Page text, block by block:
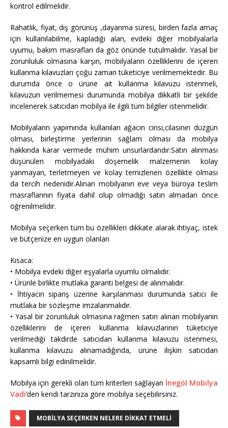
kontrol edilmelidir.
Rahatlık, fiyat, dış görünüş ,dayanma süresi, birden fazla amaç
için kullanılabilme, kapladığı alan, evdeki diğer mobilyalarla
uyumu, bakım masrafları da göz önünde tutulmalıdır. Yasal bir
zorunluluk olmasına karşın, mobilyaların özelliklerini de içeren
kullanma kılavuzları çoğu zaman tüketiciye verilmemektedir. Bu
durumda önce o ürüne ait kullanma kılavuzu istenmeli,
kılavuzun verilmemesi durumunda mobilya dikkatli bir şekilde
incelenerek satıcıdan mobilya ile ilgili tüm bilgiler istenmelidir.
Mobilyaların yapımında kullanılan ağacın cinsi,cilasının düzgün
olması, birleştirme yerlerinin sağlam olması da mobilya
hakkında karar vermede mühim unsurlardandır.Satın alınması
düşünülen mobilyadaki döşemelik malzemenin kolay
yanmayan, terletmeyen ve kolay temizlenen özellikte olması
da tercih nedenidir.Alınan mobilyanın eve veya büroya teslim
masraflarının fiyata dahil olup olmadığı satın almadan önce
öğrenilmelidir.
Mobilya seçerken tüm bu özellikleri dikkate alarak ihtiyaç, istek
ve bütçenize en uygun olanları
Kısaca:
• Mobilya evdeki diğer eşyalarla uyumlu olmalıdır.
• Ürünle birlikte mutlaka garanti belgesi de alınmalıdır.
• İhtiyacın sipariş üzerine karşılanması durumunda satıcı ile
mutlaka bir sözleşme imzalanmalıdır.
• Yasal bir zorunluluk olmasına rağmen satın alınan mobilyanın
özelliklerini de içeren kullanma kılavuzlarının tüketiciye
verilmediği takdirde satıcıdan kullanma kılavuzu istenmesi,
kullanma kılavuzu alınamadığında, ürüne ilişkin satıcıdan
kapsamlı bilgi edinilmelidir.
Mobilya için gerekli olan tüm kriterleri sağlayan İnegöl Mobilya
Vadi‘den kendi tarzınıza göre mobilya seçebilirsiniz.
MOBILYA SEÇERKEN NELERE DIKKAT ETMELI